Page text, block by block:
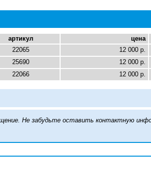
артикул цена
22065 12 000 р.
25690 12 000 р.
22066 12 000 р.
Не забудьте оставить контактную